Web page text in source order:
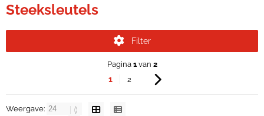
Steeksleutels
Filter
Pagina 1van 2
1 2
Weergave: